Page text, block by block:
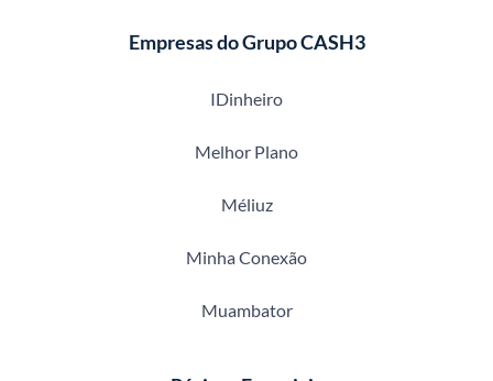
Empresas do Grupo CASH3
IDinheiro
Melhor Plano
Méliuz
Minha Conexão
Muambator